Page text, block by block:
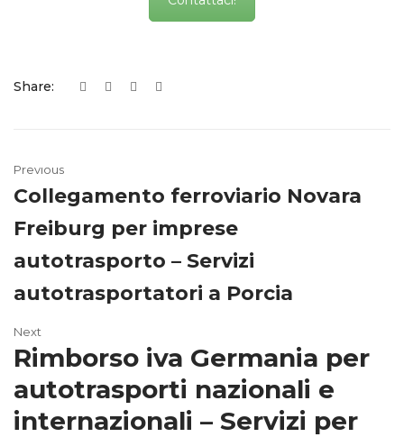
Share:
Previous
Collegamento ferroviario Novara
Freiburg per imprese
autotrasporto – Servizi
autotrasportatori a Porcia
Next
Rimborso iva Germania per
autotrasporti nazionali e
internazionali – Servizi per